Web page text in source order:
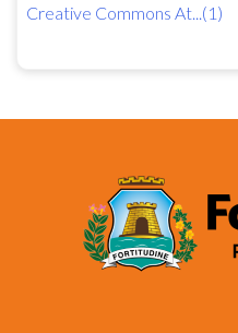
Creative Commons At...(1)